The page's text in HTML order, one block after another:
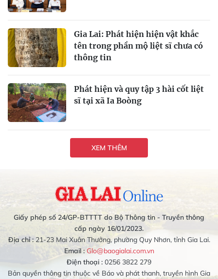
Gia Lai: Phát hiện hiện vật khắc
tên trong phần mộ liệt sĩ chưa có
thông tin
Phát hiện và quy tập 3 hài cốt liệt
sĩ tại xã Ia Boòng
XEM THÊM
Giấy phép số 24/GP-BTTTT do Bộ Thông tin - Truyền thông
cấp ngày 16/01/2023.
Địa chỉ :21-23 Mai Xuân Thưởng, phường Quy Nhơn, tỉnh Gia Lai.
Email : Glo@baogialai.com.vn
Điện thoại : 0256 3822 279
Bản quyền thông tin thuộc về Báo và phát thanh, truyền hình Gia